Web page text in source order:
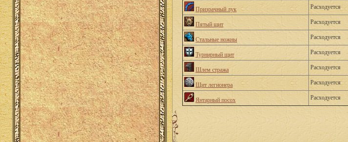
Призрачный лук Расходуется
Пятый щит Расходуется
Стальные ножны Расходуется
Турнирный щит Расходуется
Шлем стража Расходуется
Щит легионера Расходуется
Янтарный посох Расходуется